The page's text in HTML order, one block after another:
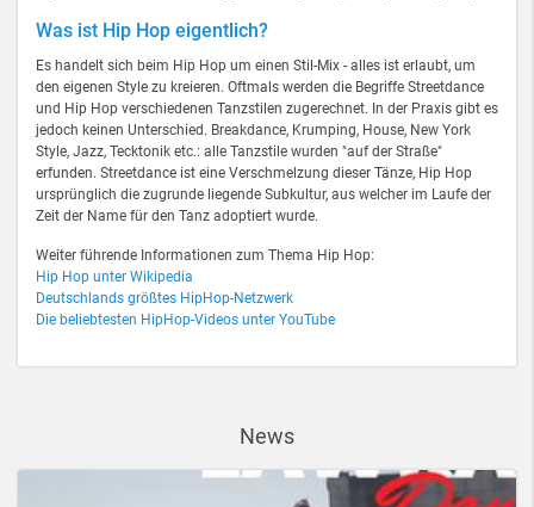
Was ist Hip Hop eigentlich?
Es handelt sich beim Hip Hop um einen Stil-Mix - alles ist erlaubt, um
den eigenen Style zu kreieren. Oftmals werden die Begriffe Streetdance
und Hip Hop verschiedenen Tanzstilen zugerechnet. In der Praxis gibt es
jedoch keinen Unterschied. Breakdance, Krumping, House, New York
Style, Jazz, Tecktonik etc.: alle Tanzstile wurden "auf der Straße"
erfunden. Streetdance ist eine Verschmelzung dieser Tänze, Hip Hop
ursprünglich die zugrunde liegende Subkultur, aus welcher im Laufe der
Zeit der Name für den Tanz adoptiert wurde.
Weiter führende Informationen zum Thema Hip Hop:
Hip Hop unter Wikipedia
Deutschlands größtes HipHop-Netzwerk
Die beliebtesten HipHop-Videos unter YouTube
News